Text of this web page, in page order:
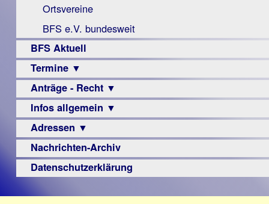
Ortsvereine
BFS e.V. bundesweit
BFS Aktuell
Termine ▼
Veranstaltungsprogramme
Anträge - Recht ▼
Archiv
Urteile
Infos allgemein ▼
Sehbehinderung
Frühförderung
Schule
–
Adressen ▼
Augenoptiker
Berufsbildungswerke
Nachrichten-Archiv
Datenschutzerklärung